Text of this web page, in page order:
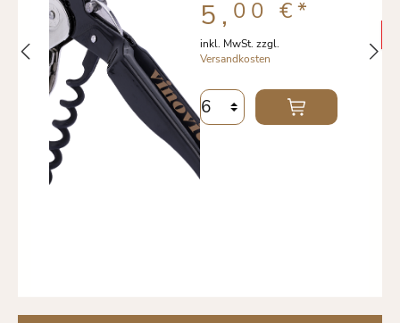
inkl. MwSt. zzgl.
Versandkosten
5, 00 €*